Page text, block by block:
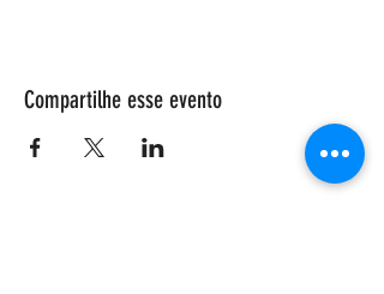
Compartilhe esse evento